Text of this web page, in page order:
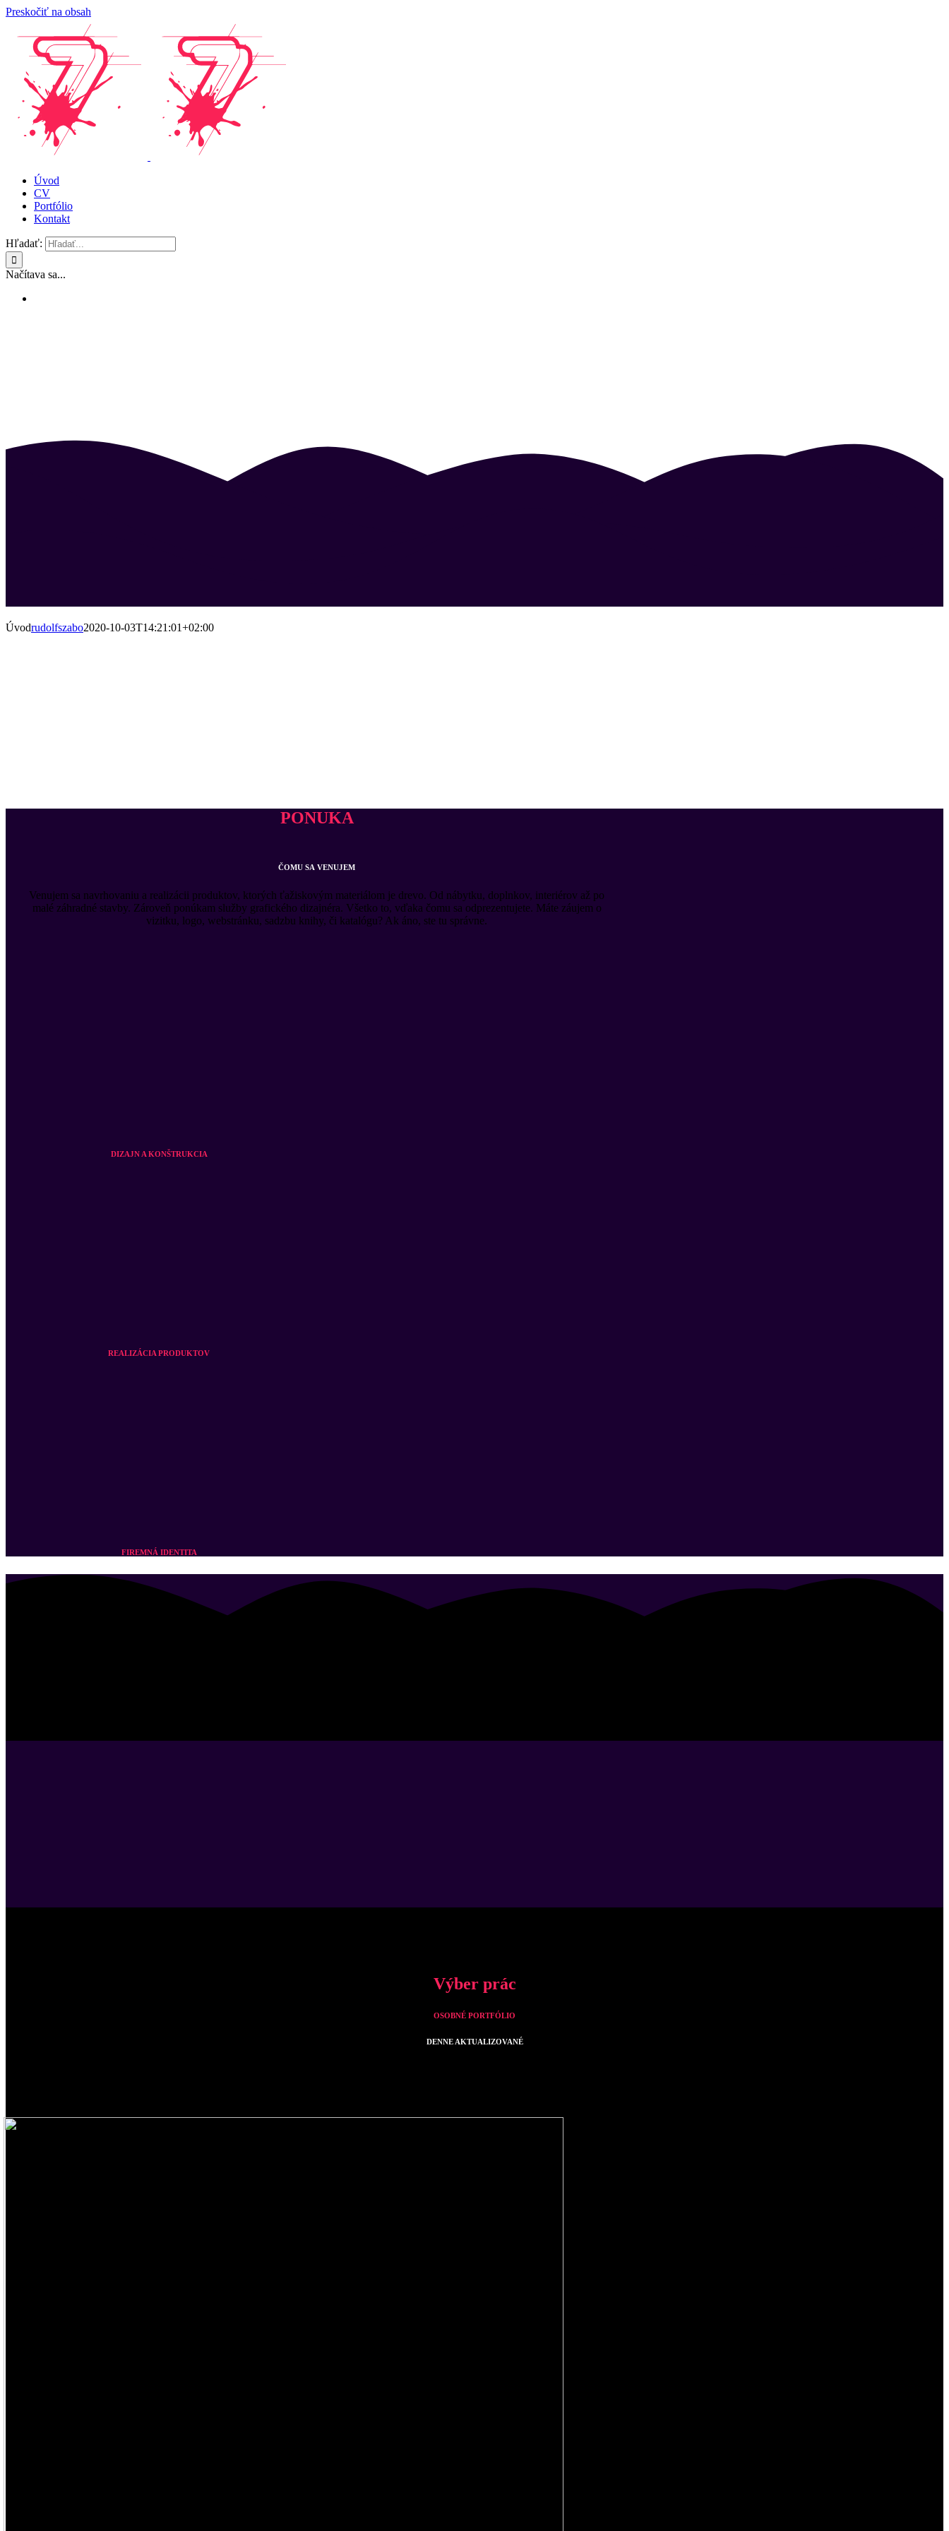
Preskočiť na obsah
Úvod
CV
Portfólio
Kontakt
Hľadať:
Načítava sa...
Úvodrudolfszabo2020-10-03T14:21:01+02:00
PONUKA
ČOMU SA VENUJEM
Venujem sa navrhovaniu a realizácii produktov, ktorých ťažiskovým materiálom je drevo. Od nábytku, doplnkov, interiérov až po
malé záhradné stavby. Zároveň ponúkam služby grafického dizajnéra. Všetko to, vďaka čomu sa odprezentujete. Máte záujem o
vizitku, logo, webstránku, sadzbu knihy, či katalógu? Ak áno, ste tu správne.
DIZAJN A KONŠTRUKCIA
REALIZÁCIA PRODUKTOV
FIREMNÁ IDENTITA
Výber prác
OSOBNÉ PORTFÓLIO
DENNE AKTUALIZOVANÉ